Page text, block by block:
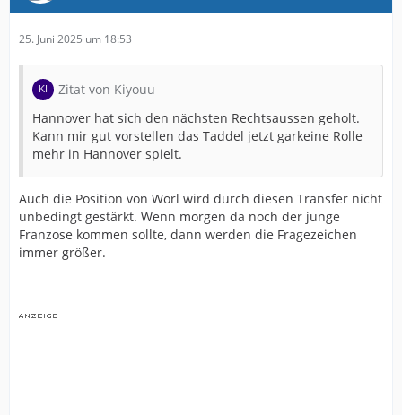
25. Juni 2025 um 18:53
Zitat von Kiyouu
Hannover hat sich den nächsten Rechtsaussen geholt.
Kann mir gut vorstellen das Taddel jetzt garkeine Rolle
mehr in Hannover spielt.
Auch die Position von Wörl wird durch diesen Transfer nicht
unbedingt gestärkt. Wenn morgen da noch der junge
Franzose kommen sollte, dann werden die Fragezeichen
immer größer.